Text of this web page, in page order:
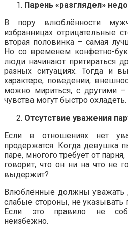
Парень «разглядел»
В пору влюблённости
избранницах отрицательные
вторая половинка – самая
Но со временем конфетно-
люди начинают притираться
разных ситуациях. Тогда и
характере, поведении,
можно мириться, с другими –
чувства могут быстро охладеть.
Отсутствие уважения
Если в отношениях нет
продержатся. Когда девушка
паре, многого требует от
говорит, что он ни на что не
выдержит?
Влюблённые должны уважать
слабые стороны, не указывать
Если это правило не
неизбежно.